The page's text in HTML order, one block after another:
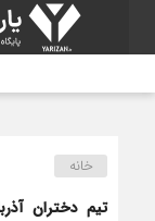
خانه
تیم دختران